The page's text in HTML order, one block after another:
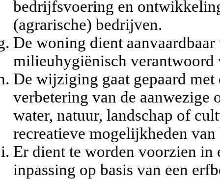
bedrijfsvoering en
(agrarische) bedrijven.
De woning dient
milieuhygiënisch
De wijziging gaat gepaard
verbetering van de aanwezige
water, natuur, landschap of
recreatieve mogelijkheden
Er dient te worden voorzien
inpassing op basis van een